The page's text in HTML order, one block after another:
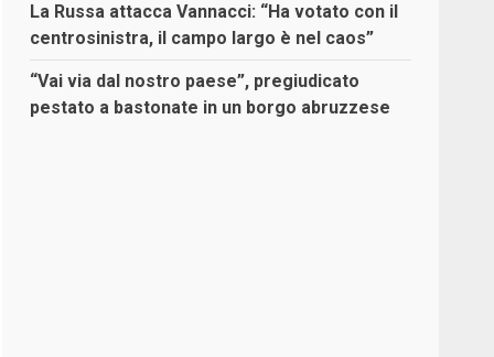
La Russa attacca Vannacci: “Ha votato con il
centrosinistra, il campo largo è nel caos”
“Vai via dal nostro paese”, pregiudicato
pestato a bastonate in un borgo abruzzese